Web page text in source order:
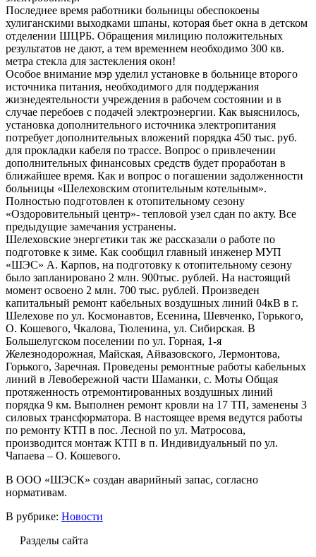
Последнее время работники больницы обеспокоены
хулиганскими выходками шпаны, которая бьет окна в детском
отделении ШЦРБ. Обращения милицию положительных
результатов не дают, а тем временнем необходимо 300 кв.
метра стекла для застекления окон!
Особое внимание мэр уделил установке в больнице второго
источника питания, необходимого для поддержания
жизнедеятельности учреждения в рабочем состоянии и в
случае перебоев с подачей электроэнергии. Как выяснилось,
установка дополнительного источника электропитания
потребует дополнительных вложений порядка 450 тыс. руб.
для прокладки кабеля по трассе. Вопрос о привлечении
дополнительных финансовых средств будет проработан в
ближайшее время. Как и вопрос о погашении задолженности
больницы «Шелеховским отопительным котельным».
Полностью подготовлен к отопительному сезону
«Оздоровительный центр»- тепловой узел сдан по акту. Все
предыдущие замечания устранены.
Шелеховские энергетики так же рассказали о работе по
подготовке к зиме. Как сообщил главный инженер МУП
«ШЭС» А. Карпов, на подготовку к отопительному сезону
было запланировано 2 млн. 900тыс. рублей. На настоящий
момент освоено 2 млн. 700 тыс. рублей. Произведен
капитальный ремонт кабельных воздушных линий 04кВ в г.
Шелехове по ул. Космонавтов, Есенина, Шевченко, Горького,
О. Кошевого, Чкалова, Тюленина, ул. Сибирская. В
Большелугском поселении по ул. Горная, 1-я
Железнодорожная, Майская, Айвазовского, Лермонтова,
Горького, Заречная. Проведены ремонтные работы кабельных
линий в Левобережной части Шаманки, с. Моты Общая
протяженность отремонтированных воздушных линий
порядка 9 км. Выполнен ремонт кровли на 17 ТП, заменены 3
силовых трансформатора. В настоящее время ведутся работы
по ремонту КТП в пос. Лесной по ул. Матросова,
производится монтаж КТП в п. Индивидуальный по ул.
Чапаева – О. Кошевого.
В ООО «ШЭСК» создан аварийный запас, согласно
нормативам.
В рубрике: Новости
Разделы сайта